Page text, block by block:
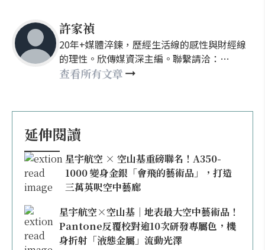
許家禎
20年+媒體淬鍊，歷經生活線的感性與財經線
的理性。欣傳媒資深主編。聯繫請洽：
nellyhsu@xinmedia.com
查看所有文章
延伸閱讀
星宇航空 × 空山基重磅聯名！A350-
1000 變身金銀「會飛的藝術品」，打造
三萬英呎空中藝廊
星宇航空×空山基｜地表最大空中藝術品！
Pantone反覆校對逾10次研發專屬色，機
身折射「液態金屬」流動光澤